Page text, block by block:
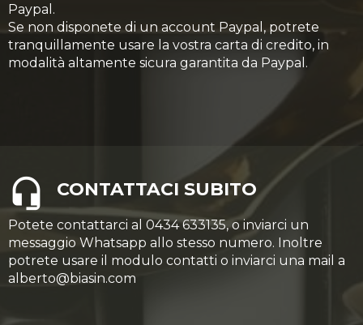
Paypal.
Se non disponete di un account Paypal, potrete
tranquillamente usare la vostra carta di credito, in
modalità altamente sicura garantita da Paypal.
CONTATTACI SUBITO
Potete contattarci al 0434 633135, o inviarci un
messaggio Whatsapp allo stesso numero. Inoltre
potrete usare il modulo contatti o inviarci una mail a
alberto@biasin.com